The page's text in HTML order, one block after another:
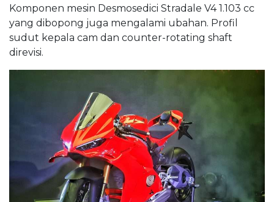
Komponen mesin Desmosedici Stradale V4 1.103 cc
yang dibopong juga mengalami ubahan. Profil
sudut kepala cam dan counter-rotating shaft
direvisi.